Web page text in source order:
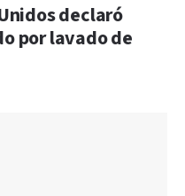
declaró
por lavado de